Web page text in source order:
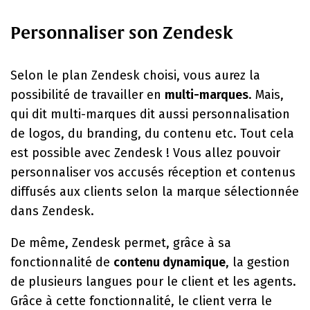
Personnaliser son Zendesk
Selon le plan Zendesk choisi, vous aurez la
possibilité de travailler en multi-marques. Mais,
qui dit multi-marques dit aussi personnalisation
de logos, du branding, du contenu etc. Tout cela
est possible avec Zendesk ! Vous allez pouvoir
personnaliser vos accusés réception et contenus
diffusés aux clients selon la marque sélectionnée
dans Zendesk.
De même, Zendesk permet, grâce à sa
fonctionnalité de contenu dynamique, la gestion
de plusieurs langues pour le client et les agents.
Grâce à cette fonctionnalité, le client verra le